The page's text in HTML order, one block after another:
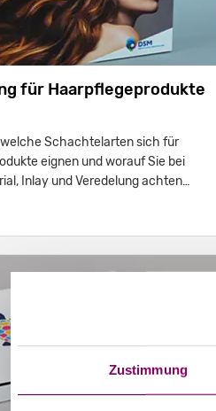
Zustimmung
für Haarpflegeprodukte
welche Schachtelarten sich für
eignen und worauf Sie bei
Inlay und Veredelung achten